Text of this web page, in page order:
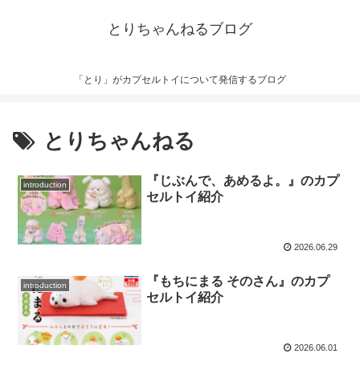
とりちゃんねるブログ
「とり」がカプセルトイについて発信するブログ
とりちゃんねる
introduction
『じぶんで、あめるよ。』のカプ
セルトイ紹介
2026.06.29
introduction
『もちにまる そのさん』のカプ
セルトイ紹介
2026.06.01